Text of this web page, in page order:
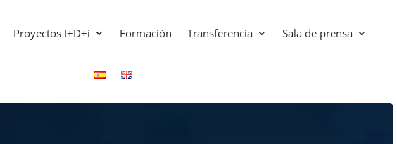
Proyectos I+D+i Formación Transferencia
Sala de prensa